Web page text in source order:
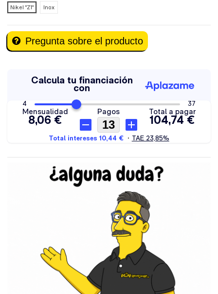
Nikel "Z1"
Inox
Pregunta sobre el producto